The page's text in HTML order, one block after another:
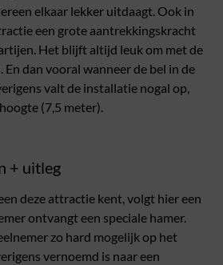
elkaar lekker uitdaagt. Ook in
een grote aantrekkingskracht
Het blijft altijd leuk om met de
En dan vooral wanneer de bel in de
valt de installatie nogal op,
(7,5 meter).
+ uitleg
deze attractie kent, volgt hier een
ontvangt een speciale hamer.
zo hard mogelijk op het
vernoemd is naar een